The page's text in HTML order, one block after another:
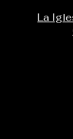
La